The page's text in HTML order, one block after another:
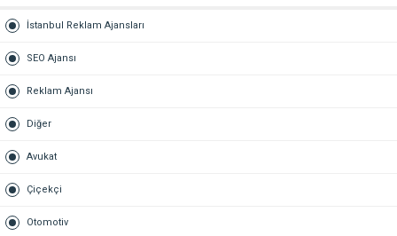
İstanbul Reklam Ajansları
SEO Ajansı
Reklam Ajansı
Diğer
Avukat
Çiçekçi
Otomotiv